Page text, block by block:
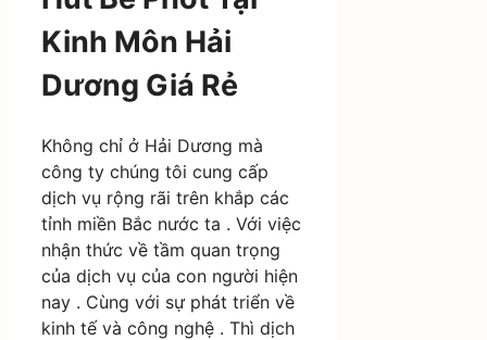
Kinh Môn Hải
Dương Giá Rẻ
Không chỉ ở Hải Dương mà
công ty chúng tôi cung cấp
dịch vụ rộng rãi trên khắp các
tỉnh miền Bắc nước ta . Với việc
nhận thức về tầm quan trọng
của dịch vụ của con người hiện
nay . Cùng với sự phát triển về
kinh tế và công nghệ . Thì dịch